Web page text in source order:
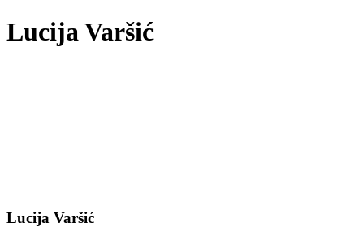
Lucija Varšić
Lucija Varšić